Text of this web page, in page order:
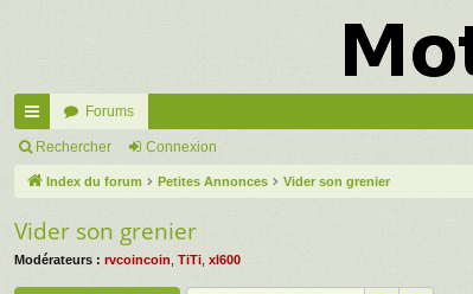
cc
ès
pi
de
Forums
Rechercher Connexion
Index du forum Petites Annonces Vider son grenier
Vider son grenier
Modérateurs : rvcoincoin TiTi xl600